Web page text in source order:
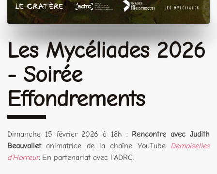
Les Mycéliades 2026
- Soirée
Effondrements
Dimanche 15 février 2026 à 18h : Rencontre avec Judith
Beauvalletanimatrice de la chaîne YouTube Demoiselles
d’Horreur. En partenariat avec l'ADRC.